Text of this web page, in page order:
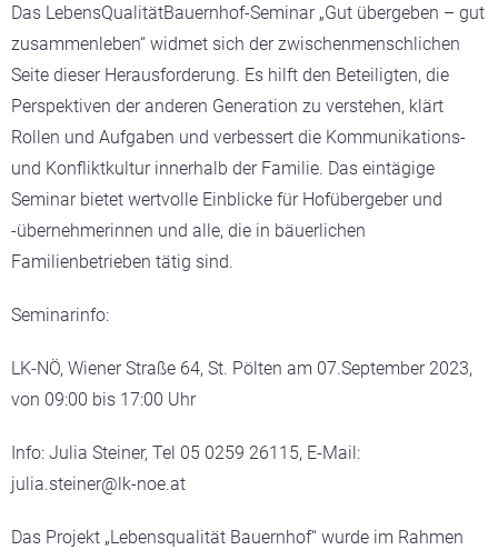
Das LebensQualitätBauernhof-Seminar „Gut übergeben – gut
zusammenleben“ widmet sich der zwischenmenschlichen
Seite dieser Herausforderung. Es hilft den Beteiligten, die
Perspektiven der anderen Generation zu verstehen, klärt
Rollen und Aufgaben und verbessert die Kommunikations-
und Konfliktkultur innerhalb der Familie. Das eintägige
Seminar bietet wertvolle Einblicke für Hofübergeber und
-übernehmerinnen und alle, die in bäuerlichen
Familienbetrieben tätig sind.
Seminarinfo:
LK-NÖ, Wiener Straße 64, St. Pölten am 07.September 2023,
von 09:00 bis 17:00 Uhr
Info: Julia Steiner, Tel 05 0259 26115, E-Mail:
julia.steiner@lk-noe.at
Das Projekt „Lebensqualität Bauernhof“ wurde im Rahmen